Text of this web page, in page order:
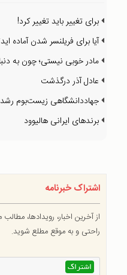
برای تغییر باید تغییر کرد!
آیا برای فریلنسر شدن آماده
مادر خوبی نیستی؛ چون به‌
عادل آذر درگذشت
جهاددانشگاهی زیست‌بوم رشد
برندهای ایرانی هالیوود
اشتراک خبرنامه
از آخرین اخبار، رویدادها،
راحتی و به موقع مطلع شوید.